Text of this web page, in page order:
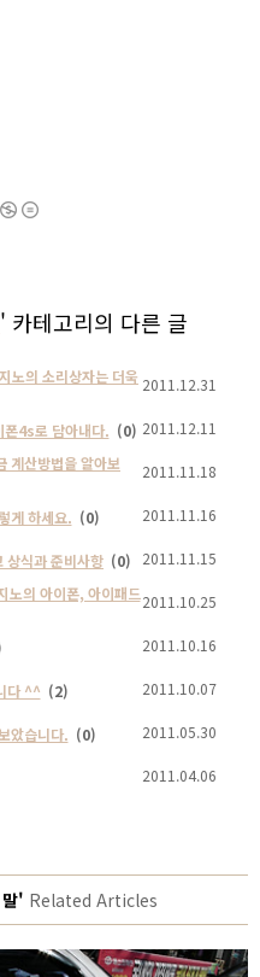
' 카테고리의 다른 글
노의 소리상자는 더욱 2011.12.31
폰4s로 담아내다. (0) 2011.12.11
계산방법을 알아보
2011.11.18
게 하세요. (0) 2011.11.16
상식과 준비사항 (0)
2011.11.15
노의 아이폰, 아이패드2011.10.25
2011.10.16
다 ^^ (2) 2011.10.07
았습니다. (0) 2011.05.30
2011.04.06
' Related Articles